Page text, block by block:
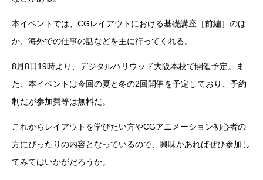
本イベントでは、CGレイアウトにおける基礎講座［前編］のほ
か、海外での仕事の話などを主に行ってくれる。
8月8日19時より、デジタルハリウッド大阪本校で開催予定。ま
た、本イベントは今回の夏と冬の2回開催を予定しており、予約
制だが参加費等は無料だ。
これからレイアウトを学びたい方やCGアニメーション初心者の
方にぴったりの内容となっているので、興味があればぜひ参加し
てみてはいかがだろうか。